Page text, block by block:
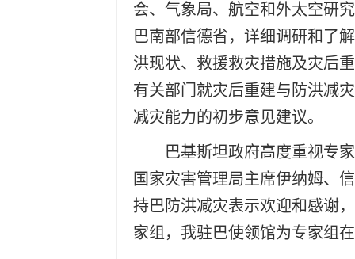
会、气象局、航空和外太空研
巴南部信德省，详细调研和了
洪现状、救援救灾措施及灾后
有关部门就灾后重建与防洪减
减灾能力的初步意见建议。
巴基斯坦政府高度重视专
国家灾害管理局主席伊纳姆、
持巴防洪减灾表示欢迎和感谢
家组，我驻巴使领馆为专家组